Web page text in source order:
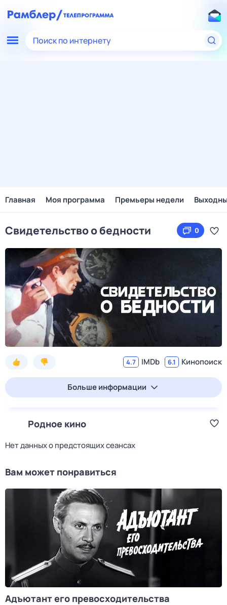
Поиск по интернету
Главная Моя программа Премьеры недели
Свидетельство о бедности 0
4.7 IMDb 6.1 Кинопоиск
Больше информации
Родное кино
Нет данных о предстоящих сеансах
Вам может понравиться
Адъютант его превосходительства